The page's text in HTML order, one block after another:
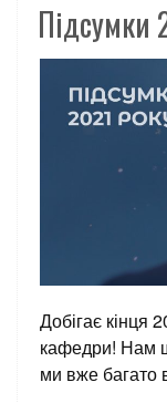
Підсумки
Добігає кінця
кафедри! Нам
ми вже багато